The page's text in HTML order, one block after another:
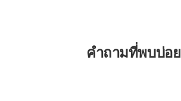
คำถามที่พบบ่อย